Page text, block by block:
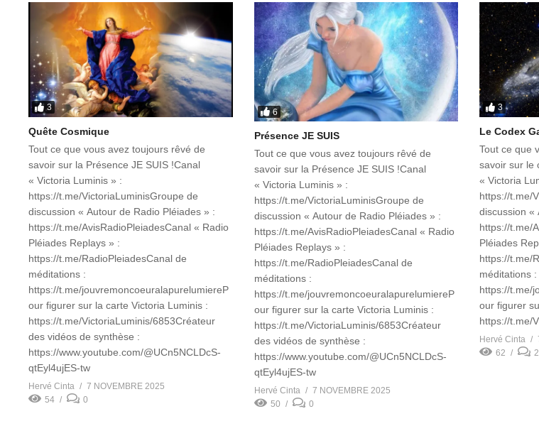
3
Quête Cosmique
Tout ce que vous avez toujours rêvé de
savoir sur la Présence JE SUIS !Canal
« Victoria Luminis » :
https://t.me/VictoriaLuminisGroupe de
discussion « Autour de Radio Pléiades » :
https://t.me/AvisRadioPleiadesCanal « Radio
Pléiades Replays » :
https://t.me/RadioPleiadesCanal de
méditations :
https://t.me/jouvremoncoeuralapurelumiereP
our figurer sur la carte Victoria Luminis :
https://t.me/VictoriaLuminis/6853Créateur
des vidéos de synthèse :
https://www.youtube.com/@UCn5NCLDcS-
qtEyl4ujES-tw
Hervé Cinta
7 NOVEMBRE 2025
54
0
6
Présence JE SUIS
Tout ce que vous avez toujours rêvé de
savoir sur la Présence JE SUIS !Canal
« Victoria Luminis » :
https://t.me/VictoriaLuminisGroupe de
discussion « Autour de Radio Pléiades » :
https://t.me/AvisRadioPleiadesCanal « Radio
Pléiades Replays » :
https://t.me/RadioPleiadesCanal de
méditations :
https://t.me/jouvremoncoeuralapurelumiereP
our figurer sur la carte Victoria Luminis :
https://t.me/VictoriaLuminis/6853Créateur
des vidéos de synthèse :
https://www.youtube.com/@UCn5NCLDcS-
qtEyl4ujES-tw
Hervé Cinta
7 NOVEMBRE 2025
50
0
3
Le Codex
Tout ce que
savoir sur le
« Victoria
https://t.me/
discussion «
https://t.me/
Pléiades
https://t.me/
méditations :
https://t.me/
our figurer
https://t.me/
Hervé Cinta
62
2